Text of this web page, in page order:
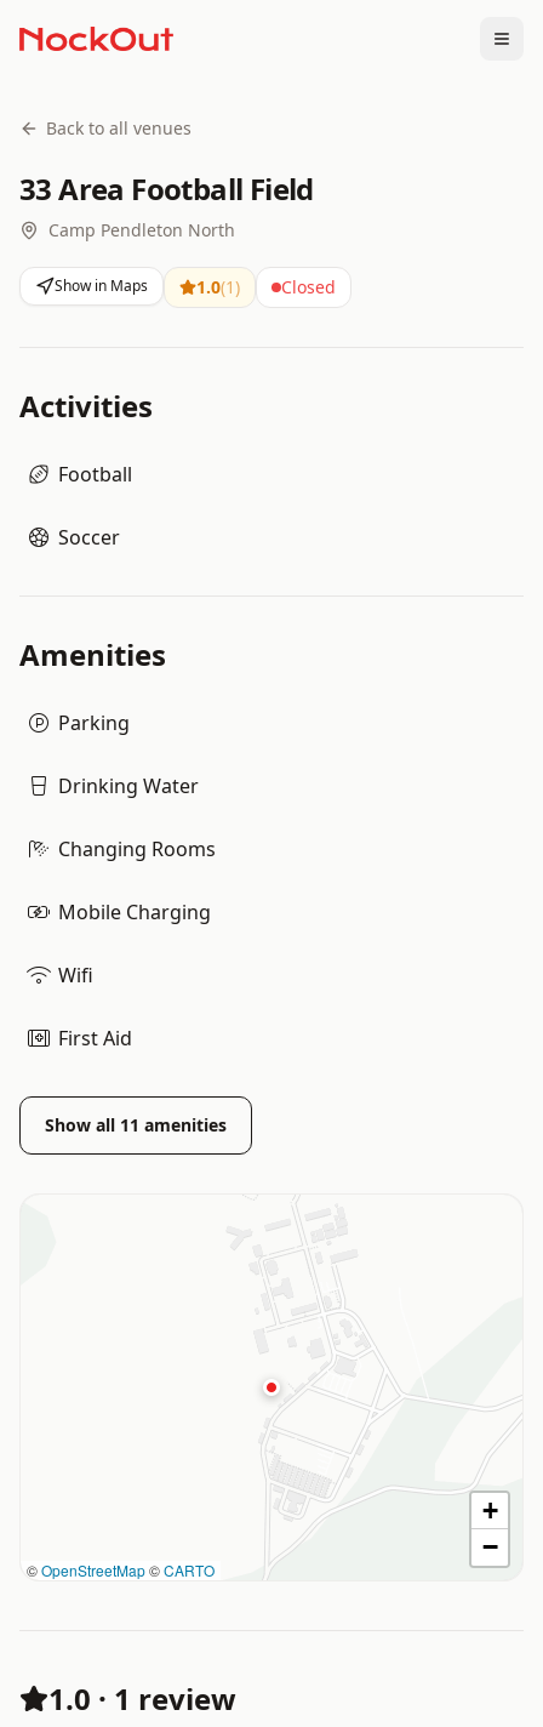
Back to all venues
33 Area Football Field
Camp Pendleton North
Show in Maps 1.0(1) Closed
Activities
Football
Soccer
Amenities
Parking
Drinking Water
Changing Rooms
Mobile Charging
Wifi
First Aid
Show all 11 amenities
©OpenStreetMap©CARTO
+
−
1.0 · 1 review